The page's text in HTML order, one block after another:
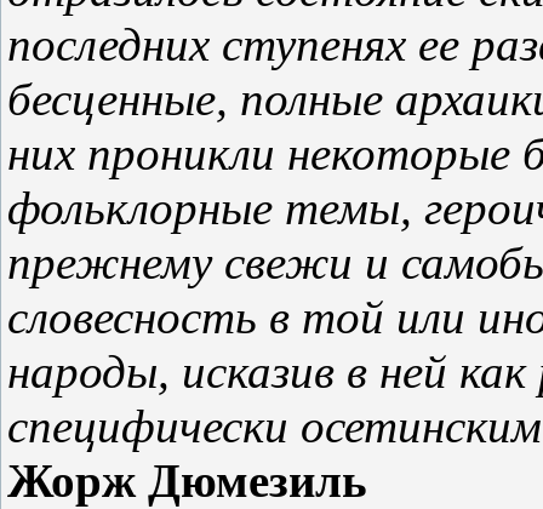
последних ступенях ее
бесценные, полные
них проникли некоторые
фольклорные темы,
прежнему свежи и
словесность в той или
народы, исказив в ней
специфически
Жорж Дюмезиль